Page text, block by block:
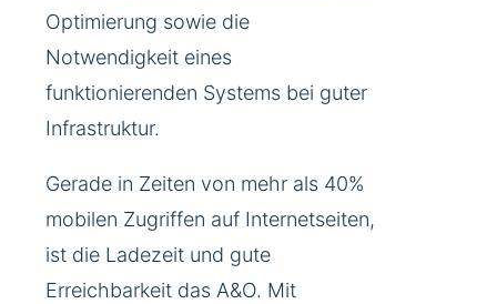
Optimierung sowie die
Notwendigkeit eines
funktionierenden Systems bei guter
Infrastruktur.
Gerade in Zeiten von mehr als 40%
mobilen Zugriffen auf Internetseiten,
ist die Ladezeit und gute
Erreichbarkeit das A&O. Mit